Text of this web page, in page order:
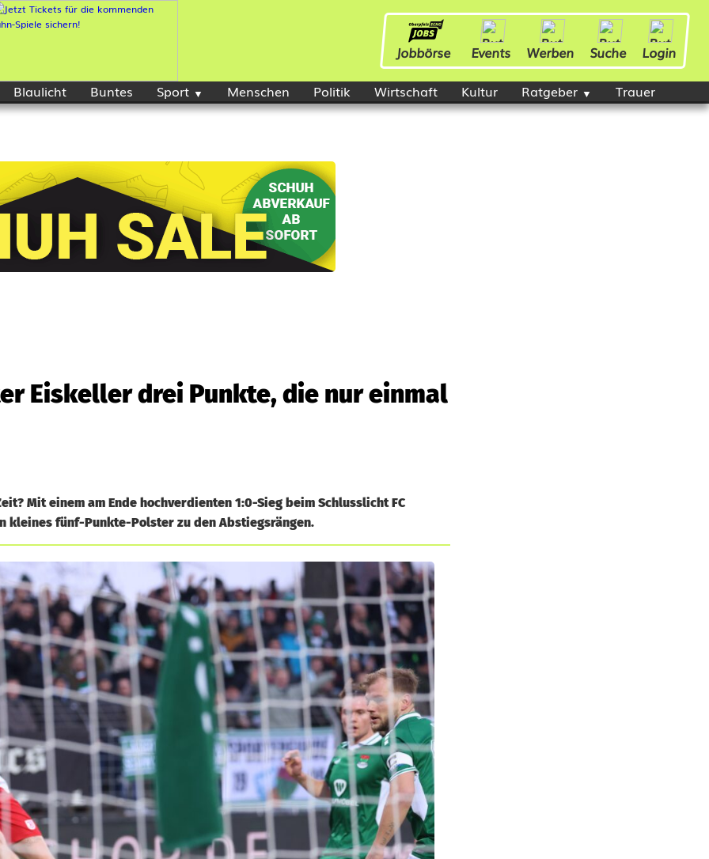
Jobbörse Events Werben Suche Login
Blaulicht Buntes Sport Menschen Politik Wirtschaft Kultur Ratgeber Trauer
Eiskeller drei Punkte, die nur einmal
Mit einem am Ende hochverdienten 1:0-Sieg beim Schlusslicht FC
kleines fünf-Punkte-Polster zu den Abstiegsrängen.